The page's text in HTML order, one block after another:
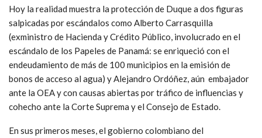
Hoy la realidad muestra la protección de Duque a dos figuras
salpicadas por escándalos como Alberto Carrasquilla
(exministro de Hacienda y Crédito Público, involucrado en el
escándalo de los Papeles de Panamá: se enriqueció con el
endeudamiento de más de 100 municipios en la emisión de
bonos de acceso al agua) y Alejandro Ordóñez, aún embajador
ante la OEA y con causas abiertas por tráfico de influencias y
cohecho ante la Corte Suprema y el Consejo de Estado.
En sus primeros meses, el gobierno colombiano del